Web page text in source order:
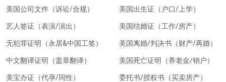
美国公司文件（诉讼/合规）
艺人签证（表演/演出）
无犯罪证明（永居&中国工签）
中文翻译证明（盖章翻译）
美宝办证（代孕/同性）
美国出生证（户口/上学）
美国结婚证（工作/房产）
美国离婚/判决书（财产/再婚）
美国死亡证明（养老金/销户）
委托书/授权书（买卖房产）